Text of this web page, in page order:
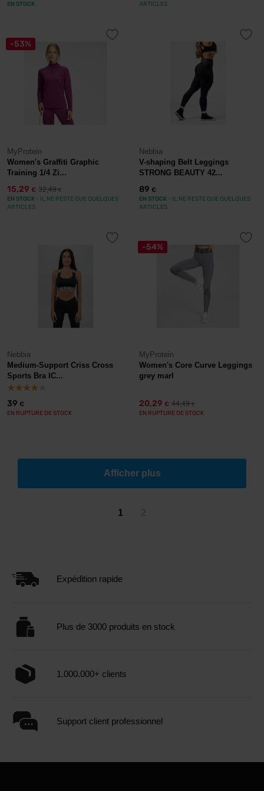
EN STOCK
ARTICLES
-53%
MyProtein
Women's Graffiti Graphic
Training 1/4 Zi...
15,29 € 32,49€
EN STOCK - IL NE RESTE QUE QUELQUES
ARTICLES
Nebbia
V-shaping Belt Leggings
STRONG BEAUTY 42...
89 €
EN STOCK - IL NE RESTE QUE QUELQUES
ARTICLES
Nebbia
Medium-Support Criss Cross
Sports Bra IC...
39 €
EN RUPTURE DE STOCK
-54%
MyProtein
Women's Core Curve Leggings
grey marl
20,29 € 44,49€
EN RUPTURE DE STOCK
Afficher plus
1 2
Expédition rapide
Plus de 3000 produits en stock
1.000.000+ clients
Support client professionnel